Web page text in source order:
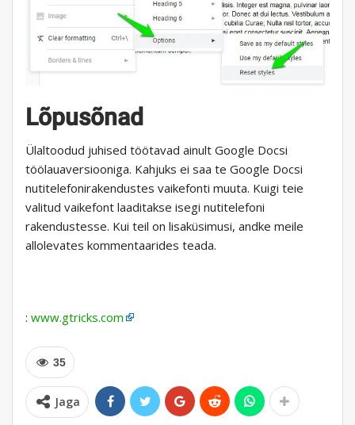
Lõpusõnad
Ülaltoodud juhised töötavad ainult Google Docsi
töölauaversiooniga. Kahjuks ei saa te Google Docsi
nutitelefonirakendustes vaikefonti muuta. Kuigi teie
valitud vaikefont laaditakse isegi nutitelefoni
rakendustesse. Kui teil on lisaküsimusi, andke meile
allolevates kommentaarides teada.
: www.gtricks.com
35
Jaga